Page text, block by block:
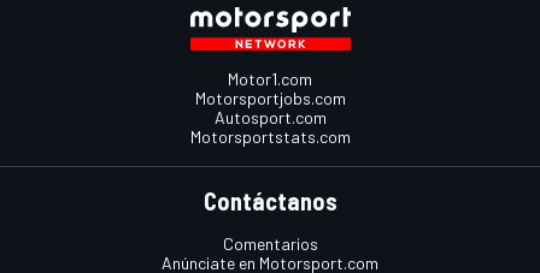
Motor1.com
Motorsportjobs.com
Autosport.com
Motorsportstats.com
Contáctanos
Comentarios
Anúnciate en Motorsport.com